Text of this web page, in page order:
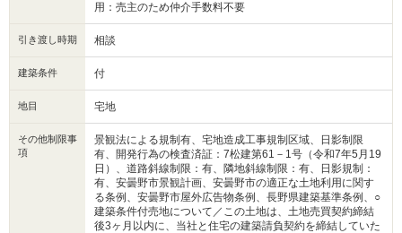
用：売主のため仲介手数料不要
引き渡し時期 相談
建築条件 付
地目 宅地
その他制限事
項
景観法による規制有、宅地造成工事規制区域、日影制限
有、開発行為の検査済証：7松建第61－1号（令和7年5月19
日）、道路斜線制限：有、隣地斜線制限：有、日影規制：
有、安曇野市景観計画、安曇野市の適正な土地利用に関す
る条例、安曇野市屋外広告物条例、長野県建築基準条例、○
建築条件付売地について／この土地は、土地売買契約締結
後3ヶ月以内に、当社と住宅の建築請負契約を締結していた